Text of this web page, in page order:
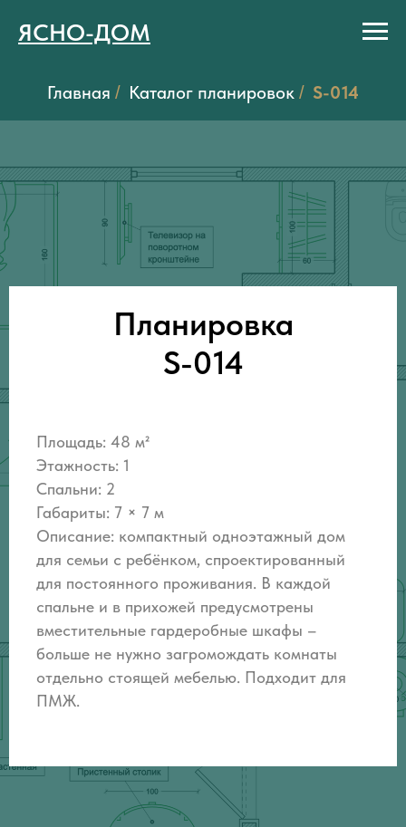
ЯСНО-ДОМ
Главная / Каталог планировок / S-014
Планировка
S-014
Площадь: 48 м²
Этажность: 1
Спальни: 2
Габариты: 7 × 7 м
Описание: компактный одноэтажный дом
для семьи с ребёнком, спроектированный
для постоянного проживания. В каждой
спальне и в прихожей предусмотрены
вместительные гардеробные шкафы –
больше не нужно загромождать комнаты
отдельно стоящей мебелью. Подходит для
ПМЖ.